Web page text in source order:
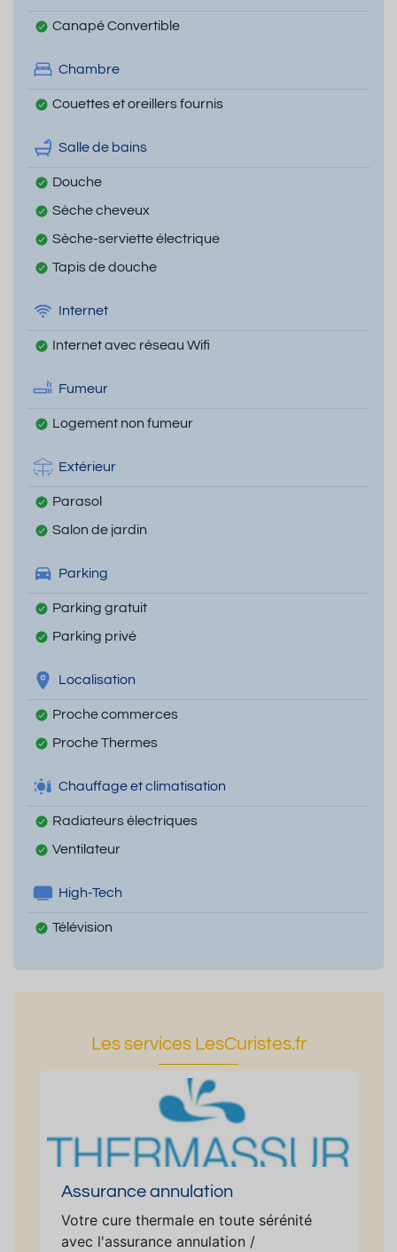
Canapé Convertible
Chambre
Couettes et oreillers fournis
Salle de bains
Douche
Sèche cheveux
Sèche-serviette électrique
Tapis de douche
Internet
Internet avec réseau Wifi
Fumeur
Logement non fumeur
Extérieur
Parasol
Salon de jardin
Parking
Parking gratuit
Parking privé
Localisation
Proche commerces
Proche Thermes
Chauffage et climatisation
Radiateurs électriques
Ventilateur
High-Tech
Télévision
Les services LesCuristes.fr
Assurance annulation
Votre cure thermale en toute sérénité
avec l'assurance annulation /